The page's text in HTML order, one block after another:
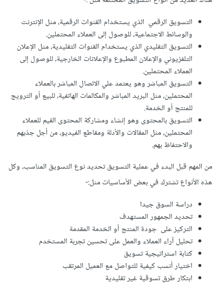
التسويق الرقمي الذي يستخدام القنوات الرقمية، مثل الإنترنت
والوسائط الاجتماعية، للوصول إلى العملاء المحتملين.
التسويق التقليدي الذي يستخدام القنوات التقليدية، مثل الإعلان
التلفزيوني والإعلان المطبوع والإعلانات الخارجية، للوصول إلى
العملاء المحتملين.
التسويق المباشر وهو يعتمد علي الاتصال المباشر بالعملاء
المحتملين، مثل البريد المباشر والمكالمات الهاتفية، للبيع أو الترويج
للمنتج أو الخدمة.
التسويق بالمحتوى وهو إنشاء ومشاركة المحتوى القيم للعملاء
المحتملين، مثل المقالات والأدلة ومقاطع الفيديو، من أجل جذبهم
والاحتفاظ بهم.
من المهم قبل البدء في عملية التسويق تحديد نوع التسويق المناسب، وكل
هذه الأنواع تشترك في بعض الأساسيات مثل:-
دراسة السوق جيدا
تحديد الجمهور المستهدف
التركيز على جودة المنتج أو الخدمة المقدمة
تحليل آراء العملاء والعمل على تحسين تجربة المستخدم
كتابة استراتيجية تسويق
اختيار أنسب كيفية للتواصل مع العميل المرتقب
ابتكار طرق تسوقية غير تقليدية